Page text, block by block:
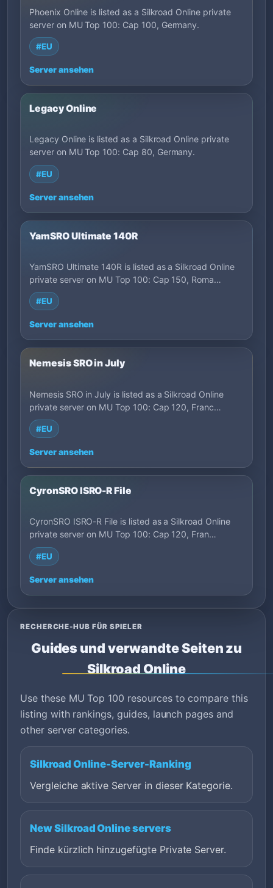
Phoenix Online is listed as a Silkroad Online private
server on MU Top 100: Cap 100, Germany.
#EU
Server ansehen
Legacy Online
Legacy Online is listed as a Silkroad Online private
server on MU Top 100: Cap 80, Germany.
#EU
Server ansehen
YamSRO Ultimate 140R
YamSRO Ultimate 140R is listed as a Silkroad Online
private server on MU Top 100: Cap 150, Roma…
#EU
Server ansehen
Nemesis SRO in July
Nemesis SRO in July is listed as a Silkroad Online
private server on MU Top 100: Cap 120, Franc…
#EU
Server ansehen
CyronSRO ISRO-R File
CyronSRO ISRO-R File is listed as a Silkroad Online
private server on MU Top 100: Cap 120, Fran…
#EU
Server ansehen
RECHERCHE-HUB FÜR SPIELER
Guides und verwandte Seiten zu
Silkroad Online
Use these MU Top 100 resources to compare this
listing with rankings, guides, launch pages and
other server categories.
Silkroad Online-Server-Ranking
Vergleiche aktive Server in dieser Kategorie.
New Silkroad Online servers
Finde kürzlich hinzugefügte Private Server.